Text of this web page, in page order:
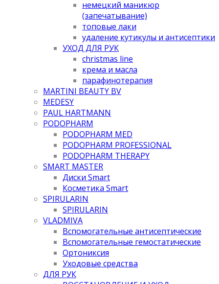
немецкий маникюр
(запечатывание)
топовые лаки
удаление кутикулы и антисептики
УХОД ДЛЯ РУК
christmas line
крема и масла
парафинотерапия
MARTINI BEAUTY BV
MEDESY
PAUL HARTMANN
PODOPHARM
PODOPHARM MED
PODOPHARM PROFESSIONAL
PODOPHARM THERAPY
SMART MASTER
Диски Smart
Косметика Smart
SPIRULARIN
SPIRULARIN
VLADMIVA
Вспомогательные антисептические
Вспомогательные гемостатические
Ортониксия
Уходовые средства
ДЛЯ РУК